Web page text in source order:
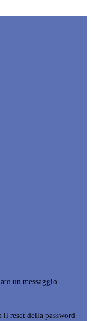
un messaggio
il reset della password